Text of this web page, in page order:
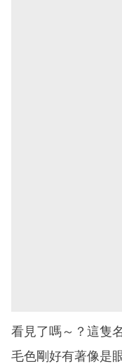
看見了嗎～？這隻
毛色剛好有著像是